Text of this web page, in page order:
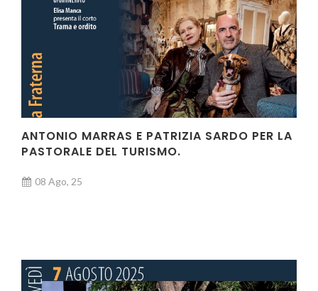
ANTONIO MARRAS E PATRIZIA SARDO PER LA
PASTORALE DEL TURISMO.
08 Ago, 25